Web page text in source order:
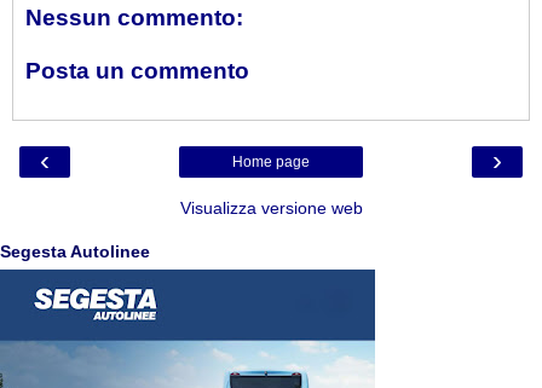
Nessun commento:
Posta un commento
‹ ›
Home page
Visualizza versione web
Segesta Autolinee